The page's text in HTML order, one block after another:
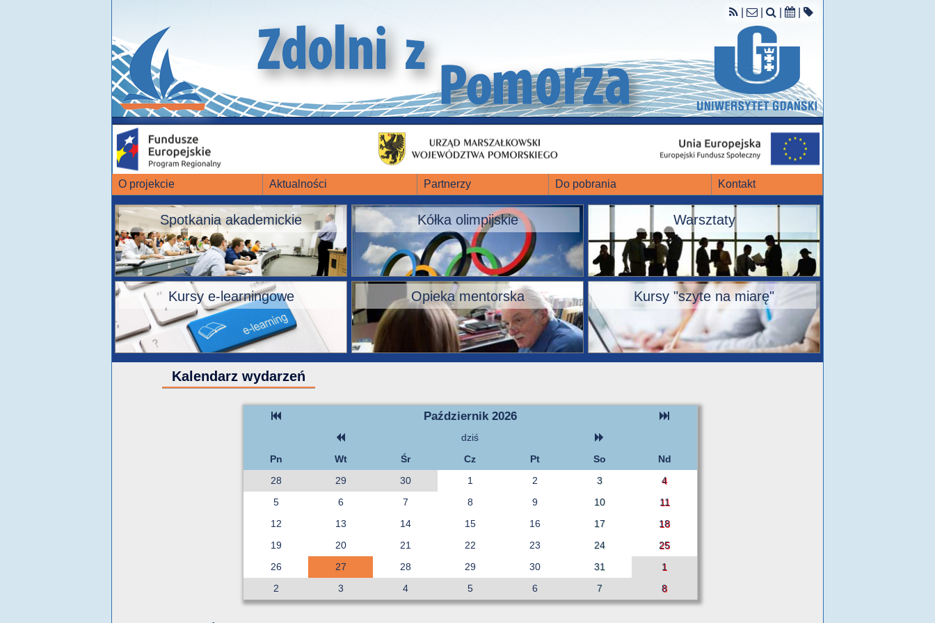
O projekcie Aktualności Partnerzy Do pobrania Kontakt
Spotkania akademickie Kółka olimpijskie Warsztaty
Kursy e-learningowe Opieka mentorska Kursy "szyte na miarę"
Kalendarz wydarzeń
Październik 2026
dziś
Pn
Wt Śr Cz Pt So
Nd
28
29 30 1 2 3
4
5
6 7 8 9 10
11
12
13 14 15 16 17
18
19
20 21 22 23 24
25
26
27 28 29 30 31
1
2
3 4 5 6 7 8